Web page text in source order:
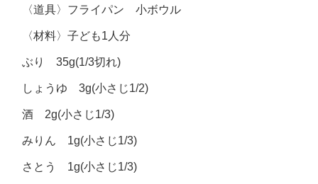
〈道具〉フライパン 小ボウル
〈材料〉子ども1人分
ぶり 35g(1/3切れ)
しょうゆ 3g(小さじ1/2)
酒 2g(小さじ1/3)
みりん 1g(小さじ1/3)
さとう 1g(小さじ1/3)